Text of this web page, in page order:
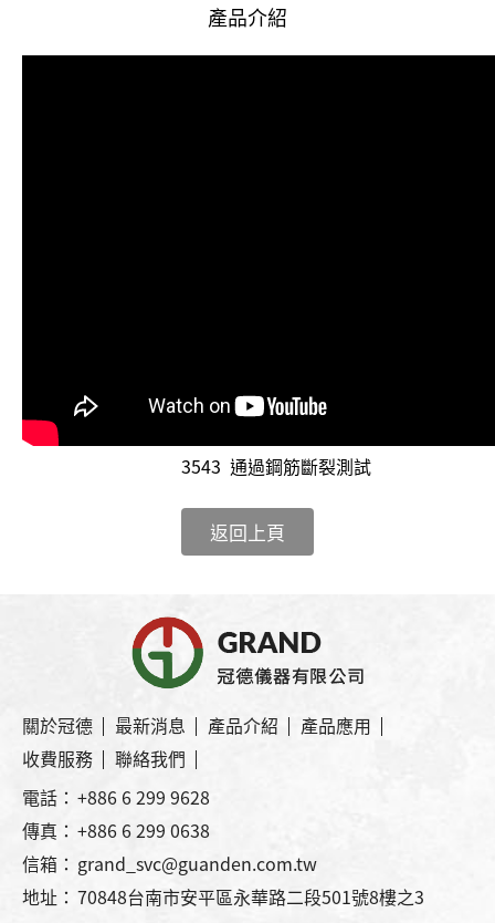
產品介紹
3543 通過鋼筋斷裂測試
返回上頁
關於冠德 最新消息 產品介紹
產品應用
收費服務
聯絡我們
電話： +886 6 299 9628
傳真： +886 6 299 0638
信箱： grand_svc@guanden.com.tw
地址： 70848台南市安平區永華路二段501號8樓之3